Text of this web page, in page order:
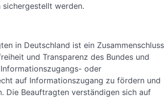
sichergestellt werden.
in Deutschland ist ein Zusammenschluss
und Transparenz des Bundes und
oder
auf Informationszugang zu fördern und
Die Beauftragten verständigen sich auf